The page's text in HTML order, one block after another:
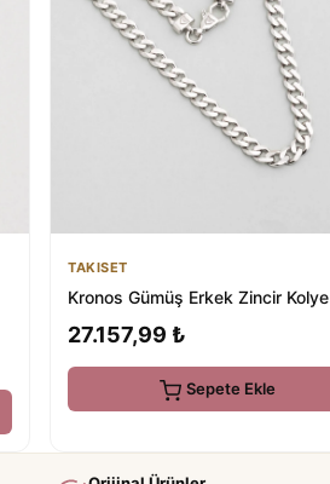
TAKISET
Kronos Gümüş Erkek Zincir Kolye
27.157,99 ₺
Sepete Ekle